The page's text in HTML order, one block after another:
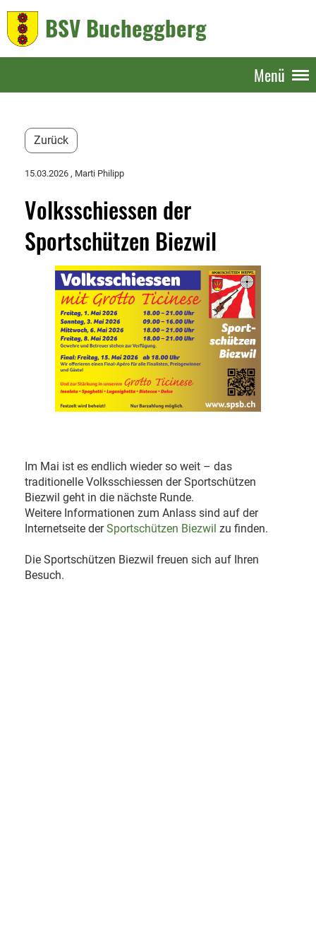
BSV Bucheggberg
Menü
Zurück
15.03.2026 , Marti Philipp
Volksschiessen der
Sportschützen Biezwil
Im Mai ist es endlich wieder so weit – das
traditionelle Volksschiessen der Sportschützen
Biezwil geht in die nächste Runde.
Weitere Informationen zum Anlass sind auf der
Internetseite derSportschützen Biezwil zu finden.
Die Sportschützen Biezwil freuen sich auf Ihren
Besuch.